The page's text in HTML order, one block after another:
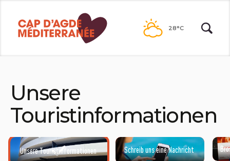
Inhalt
28°C
Unsere
Touristinformationen
Unsere Touristinformationen Schreib uns eine Nachricht